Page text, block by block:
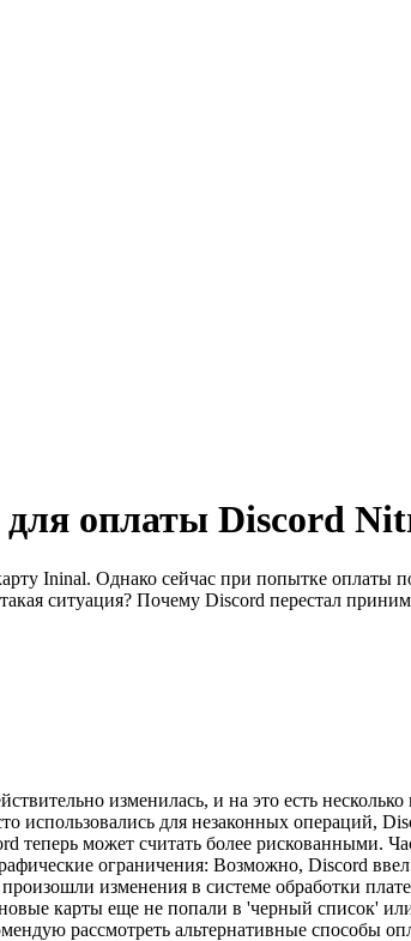
оплаты Discord
Ininal. Однако сейчас при попытке оплаты
ситуация? Почему Discord перестал
изменилась, и на это есть
для незаконных операций,
теперь может считать более рискованными.
ограничения: Возможно, Discord
изменения в системе обработки
карты еще не попали в 'черный список'
рассмотреть альтернативные